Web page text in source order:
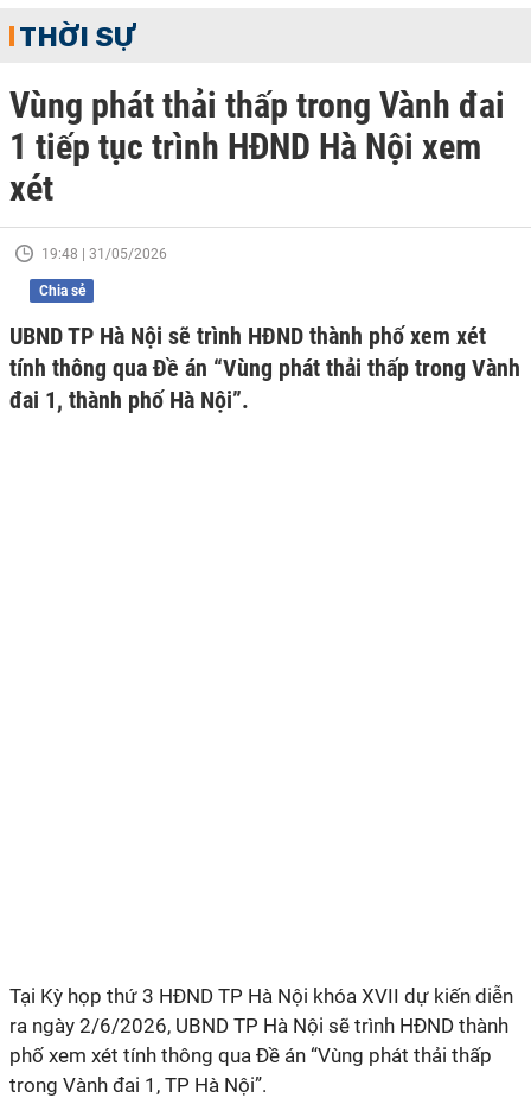
THỜI SỰ
Vùng phát thải thấp trong Vành đai
1 tiếp tục trình HĐND Hà Nội xem
xét
19:48 | 31/05/2026
Chia sẻ
UBND TP Hà Nội sẽ trình HĐND thành phố xem xét
tính thông qua Đề án “Vùng phát thải thấp trong Vành
đai 1, thành phố Hà Nội”.
Tại Kỳ họp thứ 3 HĐND TP Hà Nội khóa XVII dự kiến diễn
ra ngày 2/6/2026, UBND TP Hà Nội sẽ trình HĐND thành
phố xem xét tính thông qua Đề án “Vùng phát thải thấp
trong Vành đai 1, TP Hà Nội”.